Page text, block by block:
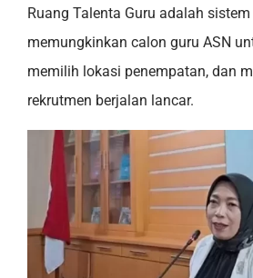
Ruang Talenta Guru adalah
memungkinkan calon guru ASN
memilih lokasi penempatan, dan
rekrutmen berjalan lancar.